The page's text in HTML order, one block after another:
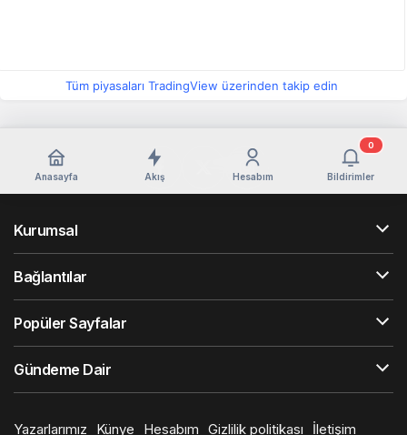
Tüm piyasaları TradingView üzerinden takip edin
Anasayfa Akış Hesabım Bildirimler
0
Kurumsal
Bağlantılar
Popüler Sayfalar
Gündeme Dair
Yazarlarımız Künye Hesabım Gizlilik politikası İletişim